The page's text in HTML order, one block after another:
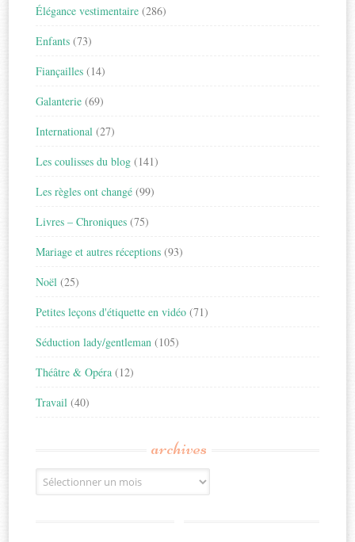
Élégance vestimentaire (286)
Enfants (73)
Fiançailles (14)
Galanterie (69)
International (27)
Les coulisses du blog (141)
Les règles ont changé (99)
Livres – Chroniques (75)
Mariage et autres réceptions (93)
Noël (25)
Petites leçons d'étiquette en vidéo (71)
Séduction lady/gentleman (105)
Théâtre & Opéra (12)
Travail (40)
archives
Archives